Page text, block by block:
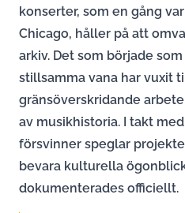
konserter, som en gång
Chicago, håller på att
arkiv. Det som började
stillsamma vana har vuxit
gränsöverskridande
av musikhistoria. I takt
försvinner speglar
bevara kulturella
dokumenterades officiellt.